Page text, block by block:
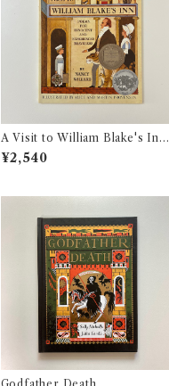
A Visit to William Blake's Inn:
Poems for Innocent and Expe
rienced Travelers
¥2,540